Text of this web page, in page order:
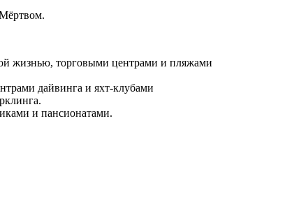
жизнью, торговыми центрами и пляжами
дайвинга и яхт-клубами
и пансионатами.